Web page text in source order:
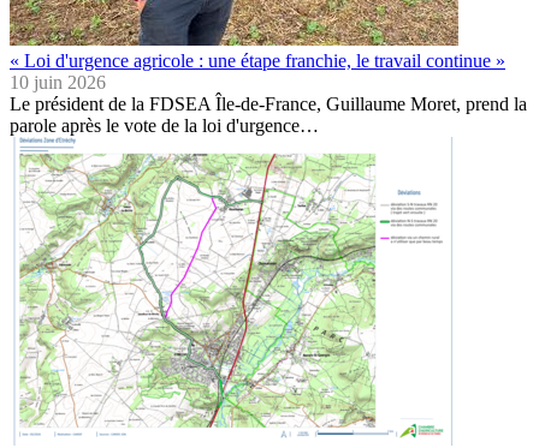
« Loi d'urgence agricole : une étape franchie, le travail continue »
10 juin 2026
Le président de la FDSEA Île-de-France, Guillaume Moret, prend la
parole après le vote de la loi d'urgence…